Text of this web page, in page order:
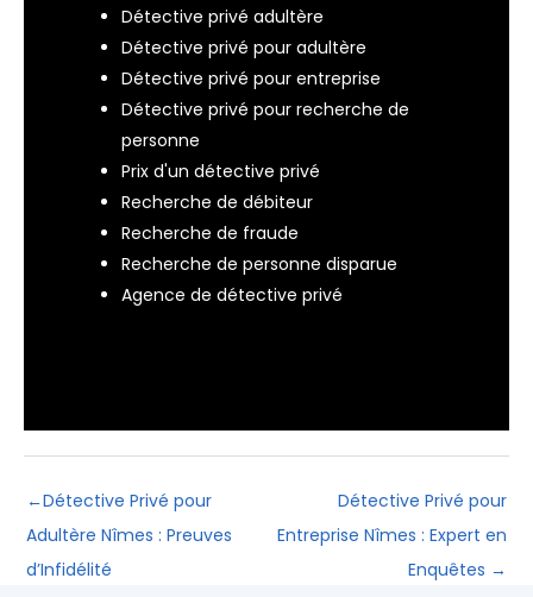
Détective privé adultère
Détective privé pour adultère
Détective privé pour entreprise
Détective privé pour recherche de
personne
Prix d'un détective privé
Recherche de débiteur
Recherche de fraude
Recherche de personne disparue
Agence de détective privé
←Détective Privé pour
Adultère Nîmes : Preuves
d’Infidélité
Détective Privé pour
Entreprise Nîmes : Expert en
Enquêtes →